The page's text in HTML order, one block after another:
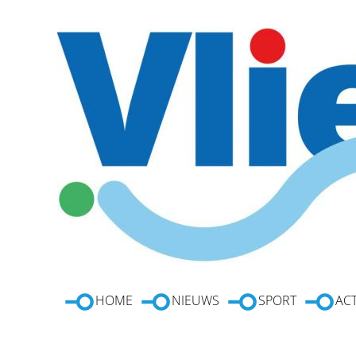
HOME NIEUWS SPORT